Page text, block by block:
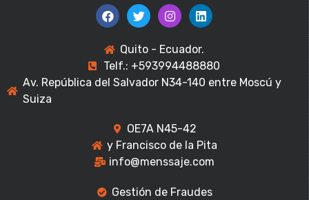
Quito - Ecuador.
Telf.: +593994488880
Av. República del Salvador N34-140 entre Moscú y
Suiza
OE7A N45-42
y Francisco de la Pita
info@menssaje.com
Gestión de Fraudes